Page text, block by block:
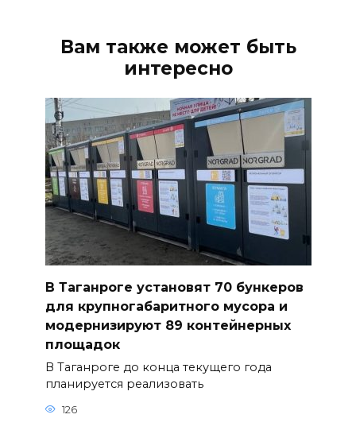
Вам также может быть
интересно
В Таганроге установят 70 бункеров
для крупногабаритного мусора и
модернизируют 89 контейнерных
площадок
В Таганроге до конца текущего года
планируется реализовать
126